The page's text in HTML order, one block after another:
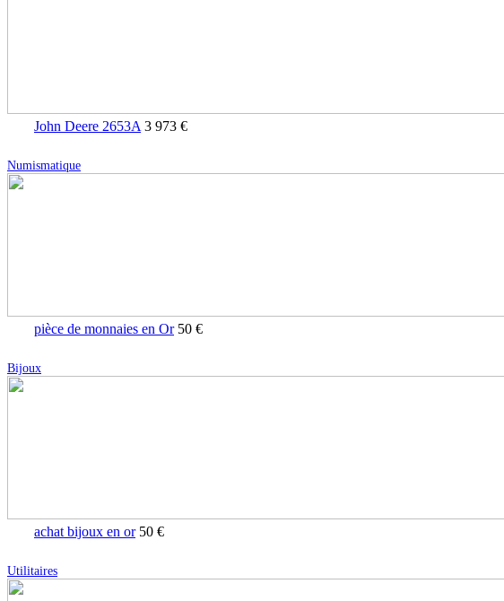
John Deere 2653A 3 973 €
Numismatique
pièce de monnaies en Or 50 €
Bijoux
achat bijoux en or 50 €
Utilitaires